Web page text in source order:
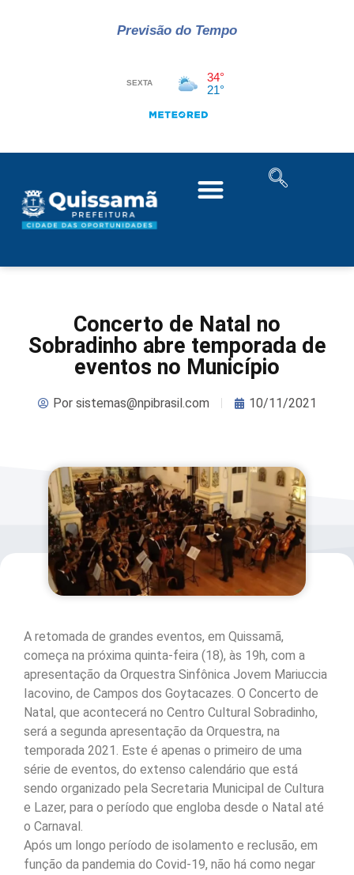
Previsão do Tempo
Concerto de Natal no
Sobradinho abre temporada de
eventos no Município
Porsistemas@npibrasil.com 10/11/2021
A retomada de grandes eventos, em Quissamã,
começa na próxima quinta-feira (18), às 19h, com a
apresentação da Orquestra Sinfônica Jovem Mariuccia
Iacovino, de Campos dos Goytacazes. O Concerto de
Natal, que acontecerá no Centro Cultural Sobradinho,
será a segunda apresentação da Orquestra, na
temporada 2021. Este é apenas o primeiro de uma
série de eventos, do extenso calendário que está
sendo organizado pela Secretaria Municipal de Cultura
e Lazer, para o período que engloba desde o Natal até
o Carnaval.
Após um longo período de isolamento e reclusão, em
função da pandemia do Covid-19, não há como negar